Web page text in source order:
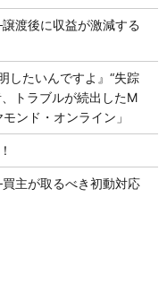
渡後に収益が激減する
したいんですよ』“失踪
トラブルが続出したM
ンド・オンライン」
主が取るべき初動対応